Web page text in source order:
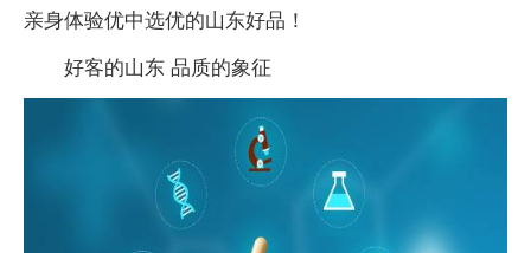
亲身体验优中选优的山东好品！
好客的山东 品质的象征